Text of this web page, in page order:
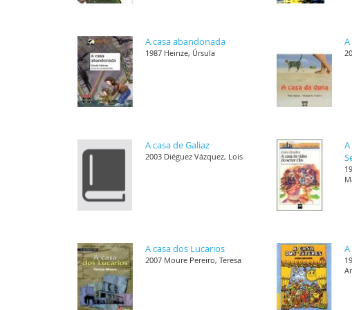
A casa abandonada
1987 Heinze, Úrsula
A casa de Galiaz
2003 Diéguez Vázquez, Lois
A casa dos Lucarios
2007 Moure Pereiro, Teresa